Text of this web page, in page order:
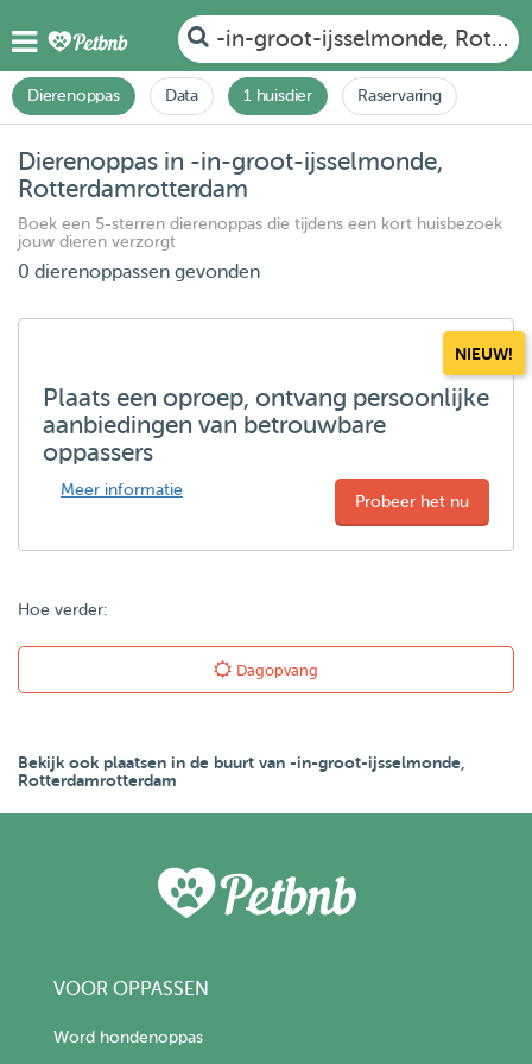
-in-groot-ijsselmonde,
Dierenoppas Data 1 huisdier Raservaring
Dierenoppas in -in-groot-ijsselmonde,
Rotterdamrotterdam
Boek een 5-sterren dierenoppas die tijdens een kort huisbezoek
jouw dieren verzorgt
0 dierenoppassen gevonden
NIEUW!
Plaats een oproep, ontvang persoonlijke
aanbiedingen van betrouwbare
oppassers
Meer informatie
Probeer het nu
Hoe verder:
Dagopvang
Bekijk ook plaatsen in de buurt van -in-groot-ijsselmonde,
Rotterdamrotterdam
VOOR OPPASSEN
Word hondenoppas